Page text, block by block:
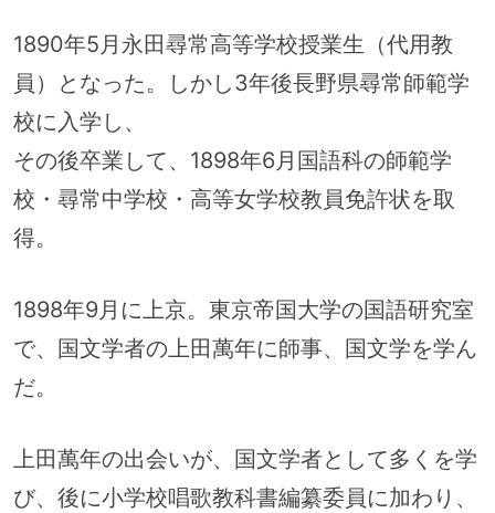
1890年5月永田尋常高等学校授業生（代用教
員）となった。しかし3年後長野県尋常師範学
校に入学し、
その後卒業して、1898年6月国語科の師範学
校・尋常中学校・高等女学校教員免許状を取
得。
1898年9月に上京。東京帝国大学の国語研究室
で、国文学者の上田萬年に師事、国文学を学ん
だ。
上田萬年の出会いが、国文学者として多くを学
び、後に小学校唱歌教科書編纂委員に加わり、